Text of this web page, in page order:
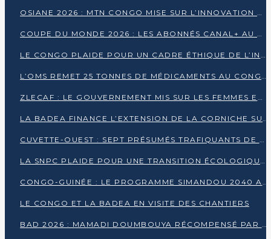
OSIANE 2026 : MTN CONGO MISE SUR L’INNOVATION POUR RELEVER LES DÉFIS AFRICAINS
COUPE DU MONDE 2026 : LES ABONNÉS CANAL+ AU CONGO DÉÇUS À QUELQUES JOURS DU COUP D’ENVOI
LE CONGO PLAIDE POUR UN CADRE ÉTHIQUE DE L’INTELLIGENCE ARTIFICIELLE À DAKAR
L’OMS REMET 25 TONNES DE MÉDICAMENTS AU CONGO POUR RENFORCER LA RIPOSTE AUX ÉPIDÉMIES
ZLECAF : LE GOUVERNEMENT MIS SUR LES FEMMES ENTREPRENEURES
LA BADEA FINANCE L’EXTENSION DE LA CORNICHE SUD DE BRAZZAVILLE
CUVETTE-OUEST : SEPT PRÉSUMÉS TRAFIQUANTS DE FAUNE INTERPELLÉS À EWO ET KELLÉ
LA SNPC PLAIDE POUR UNE TRANSITION ÉCOLOGIQUE PROGRESSIVE
CONGO-GUINÉE : LE PROGRAMME SIMANDOU 2040 AU CŒUR DES ÉCHANGES À LA BAD
LE CONGO ET LA BADEA EN VISITE DES CHANTIERS
BAD 2026 : MAMADI DOUMBOUYA RÉCOMPENSÉ PAR LE TROPHÉE BABACAR NDIAYE À BRAZZAVILLE